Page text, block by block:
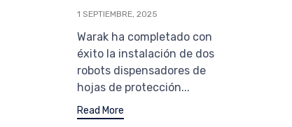
1 SEPTIEMBRE, 2025
Warak ha completado con
éxito la instalación de dos
robots dispensadores de
hojas de protección...
Read More